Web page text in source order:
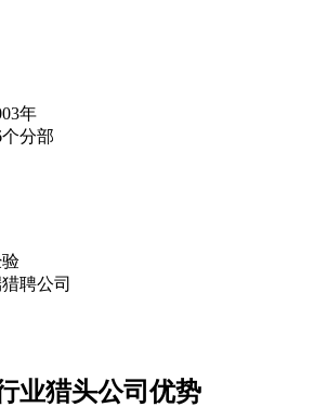
年
分部
聘公司
业猎头公司优势